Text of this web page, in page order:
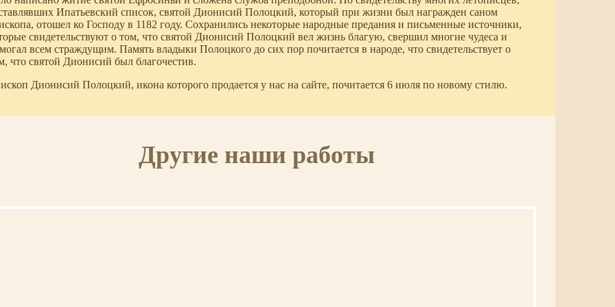
Ипатьевский список, святой Дионисий Полоцкий, который при жизни был награжден саном
отошел ко Господу в 1182 году. Сохранились некоторые народные предания и письменные источники,
свидетельствуют о том, что святой Дионисий Полоцкий вел жизнь благую, свершил многие чудеса и
всем страждущим. Память владыки Полоцкого до сих пор почитается в народе, что свидетельствует о
что святой Дионисий был благочестив.
Дионисий Полоцкий, икона которого продается у нас на сайте, почитается 6 июля по новому стилю.
Другие наши работы